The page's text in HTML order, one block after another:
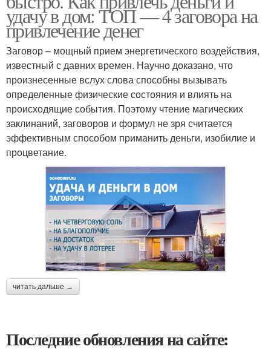
удачу в дом: ТОП — 4 заговора на
привлечение денег
Заговор – мощный прием энергетического воздействия,
известный с давних времен. Научно доказано, что
произнесенные вслух слова способны вызывать
определенные физические состояния и влиять на
происходящие события. Поэтому чтение магических
заклинаний, заговоров и формул не зря считается
эффективным способом приманить деньги, изобилие и
процветание.
читать дальше →
Последние обновления на сайте: